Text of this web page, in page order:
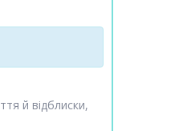
й відблиски,